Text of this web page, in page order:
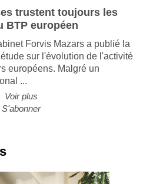
trustent toujours les
européen
Forvis Mazars a publié la
sur l'évolution de l'activité
européens. Malgré un
Voir plus